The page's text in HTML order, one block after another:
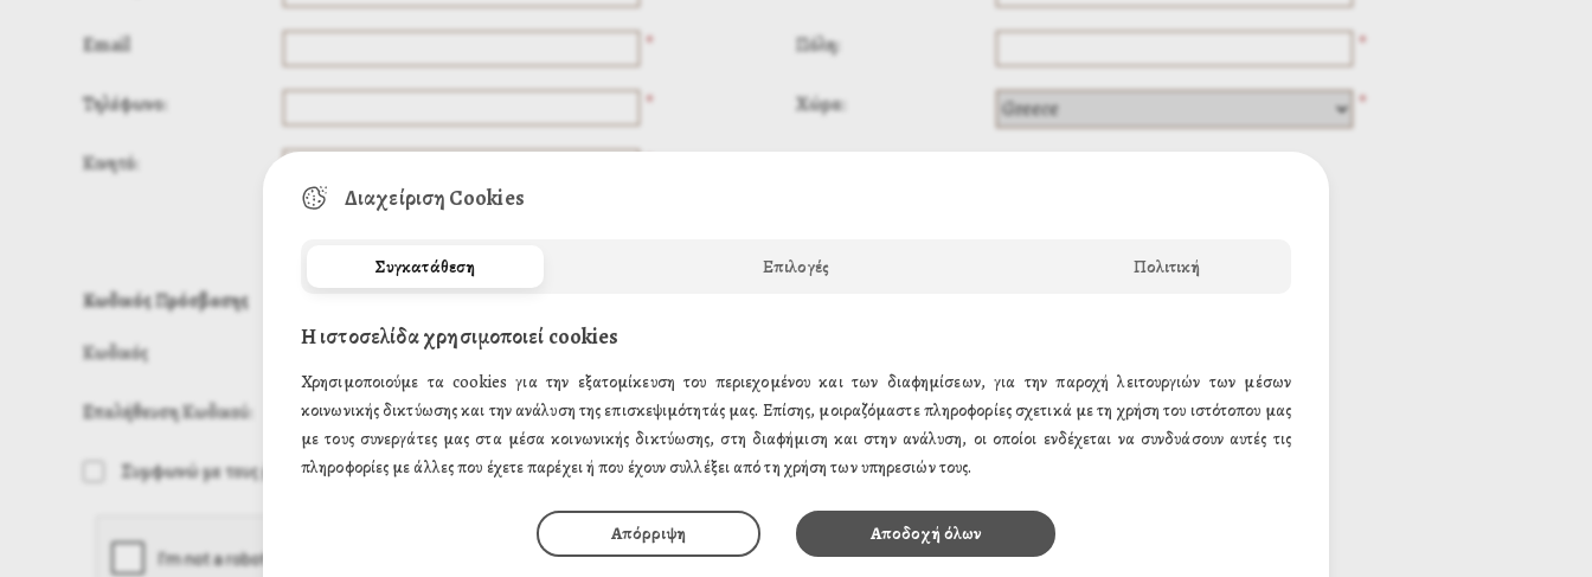
Email *
Τηλέφωνο: *
Κινητό:
Πόλη: *
Χώρα: *
Κωδικός Πρόσβασης
Κωδικός
Επαλήθευση Κωδικού: *
Συμφωνώ με τουςόρους προστασίας προσωπικών δεδομένων
Διαχείριση Cookies
Συγκατάθεση Επιλογές Πολιτική
Η ιστοσελίδα χρησιμοποιεί cookies
Χρησιμοποιούμε τα cookies για την εξατομίκευση του περιεχομένου και των διαφημίσεων, για την παροχή λειτουργιών των μέσων
κοινωνικής δικτύωσης και την ανάλυση της επισκεψιμότητάς μας. Επίσης, μοιραζόμαστε πληροφορίες σχετικά με τη χρήση του ιστότοπου μας
με τους συνεργάτες μας στα μέσα κοινωνικής δικτύωσης, στη διαφήμιση και στην ανάλυση, οι οποίοι ενδέχεται να συνδυάσουν αυτές τις
πληροφορίες με άλλες που έχετε παρέχει ή που έχουν συλλέξει από τη χρήση των υπηρεσιών τους.
Απόρριψη Αποδοχή όλων